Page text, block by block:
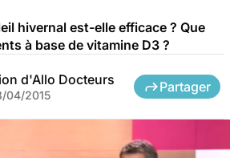
hivernal est-elle efficace ? Que
à base de vitamine D3 ?
d'Allo Docteurs
04/2015
Partager